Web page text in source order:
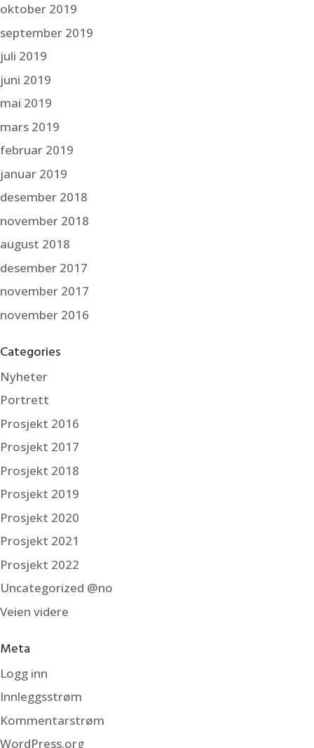
oktober 2019
september 2019
juli 2019
juni 2019
mai 2019
mars 2019
februar 2019
januar 2019
desember 2018
november 2018
august 2018
desember 2017
november 2017
november 2016
Categories
Nyheter
Portrett
Prosjekt 2016
Prosjekt 2017
Prosjekt 2018
Prosjekt 2019
Prosjekt 2020
Prosjekt 2021
Prosjekt 2022
Uncategorized @no
Veien videre
Meta
Logg inn
Innleggsstrøm
Kommentarstrøm
WordPress.org